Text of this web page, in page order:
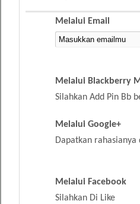
Melalui Email
Melalui Blackberry
Silahkan Add Pin Bb
Melalui Google+
Dapatkan rahasianya
Melalui Facebook
Silahkan Di Like